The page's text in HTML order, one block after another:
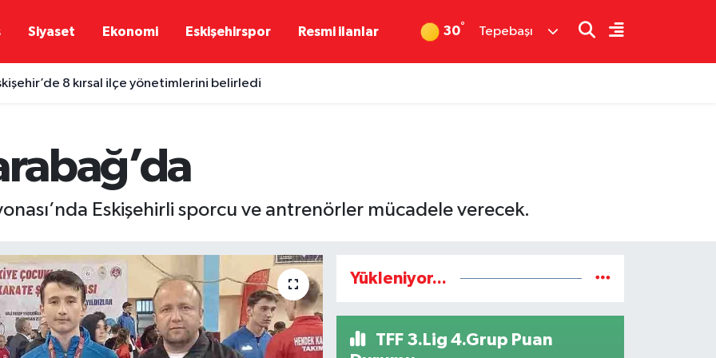
Siyaset Ekonomi Eskişehirspor Resmi ilanlar 30° Tepebaşı
8 kırsal ilçe yönetimlerini belirledi
Eskişehirli sporcu ve antrenörler mücadele verecek.
Yükleniyor...
TFF 3.Lig 4.Grup Puan